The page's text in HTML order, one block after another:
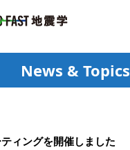
News & Topics
ィングを開催しました